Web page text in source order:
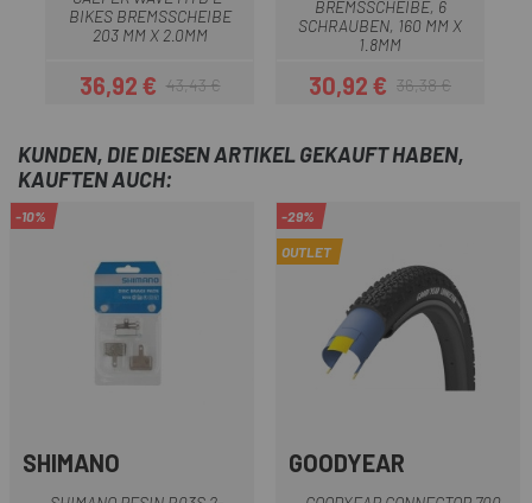
BIKES BREMSSCHEIBE
203 MM X 2.0MM
Preis
36,92 €Regulärer Preis
43,43 €
BREMSSCHEIBE, 6
SCHRAUBEN, 160 MM X
1.8MM
Preis
30,92 €Regulärer Preis
36,38 €
KUNDEN, DIE DIESEN ARTIKEL GEKAUFT HABEN,
KAUFTEN AUCH:
-10%
SHIMANO
-29%
OUTLET
GOODYEAR